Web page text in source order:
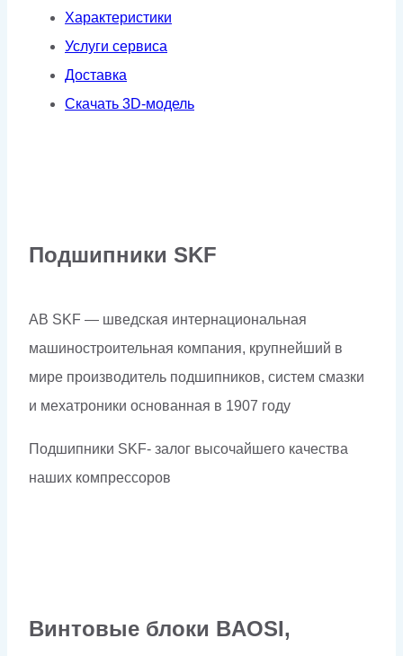
Характеристики
Услуги сервиса
Доставка
Скачать 3D-модель
Подшипники SKF
AB SKF — шведская интернациональная
машиностроительная компания, крупнейший в
мире производитель подшипников, систем смазки
и мехатроники основанная в 1907 году
Подшипники SKF- залог высочайшего качества
наших компрессоров
Винтовые блоки BAOSI,